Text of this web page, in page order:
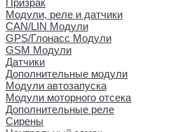
Призрак
Модули, реле и датчики
CAN/LIN Модули
GPS/Глонасс Модули
GSM Модули
Датчики
Дополнительные модули
Модули автозапуска
Модули моторного отсека
Дополнительные реле
Сирены